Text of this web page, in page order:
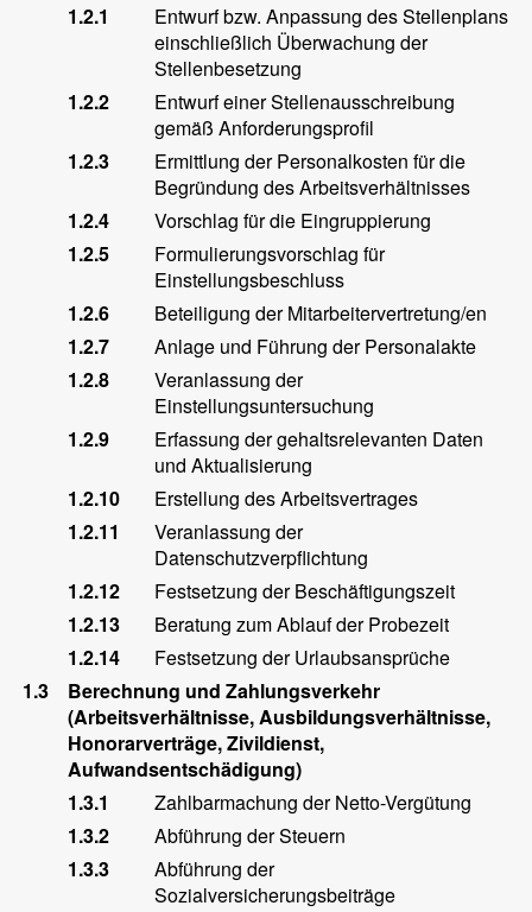
1.2.1
Entwurf bzw. Anpassung des Stellenplans
einschließlich Überwachung der
Stellenbesetzung
1.2.2
Entwurf einer Stellenausschreibung
gemäß Anforderungsprofil
1.2.3
Ermittlung der Personalkosten für die
Begründung des Arbeitsverhältnisses
1.2.4
Vorschlag für die Eingruppierung
1.2.5
Formulierungsvorschlag für
Einstellungsbeschluss
1.2.6
Beteiligung der Mitarbeitervertretung/en
1.2.7
Anlage und Führung der Personalakte
1.2.8
Veranlassung der
Einstellungsuntersuchung
1.2.9
Erfassung der gehaltsrelevanten Daten
und Aktualisierung
1.2.10
Erstellung des Arbeitsvertrages
1.2.11
Veranlassung der
Datenschutzverpflichtung
1.2.12
Festsetzung der Beschäftigungszeit
1.2.13
Beratung zum Ablauf der Probezeit
1.2.14
Festsetzung der Urlaubsansprüche
1.3
Berechnung und Zahlungsverkehr
(Arbeitsverhältnisse, Ausbildungsverhältnisse,
Honorarverträge, Zivildienst,
Aufwandsentschädigung)
1.3.1
Zahlbarmachung der Netto-Vergütung
1.3.2
Abführung der Steuern
1.3.3
Abführung der
Sozialversicherungsbeiträge